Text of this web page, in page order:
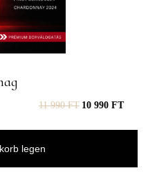
11 990FT 10 990 FT
legen